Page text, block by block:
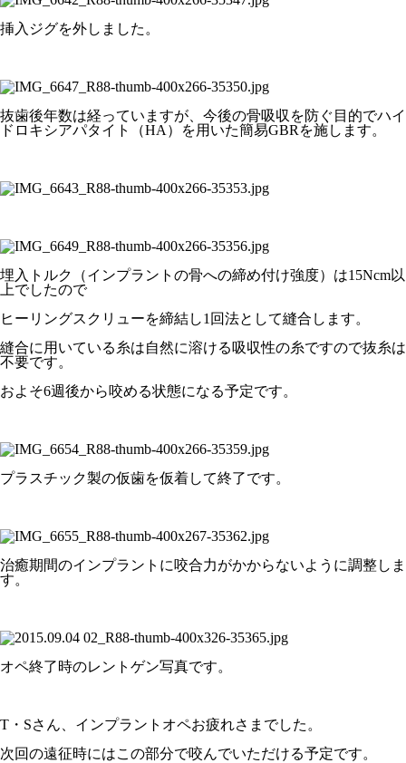
挿入ジグを外しました。
抜歯後年数は経っていますが、今後の骨吸収を防ぐ目的でハイ
ドロキシアパタイト（HA）を用いた簡易GBRを施します。
埋入トルク（インプラントの骨への締め付け強度）は15Ncm以
上でしたので
ヒーリングスクリューを締結し1回法として縫合します。
縫合に用いている糸は自然に溶ける吸収性の糸ですので抜糸は
不要です。
およそ6週後から咬める状態になる予定です。
プラスチック製の仮歯を仮着して終了です。
治癒期間のインプラントに咬合力がかからないように調整しま
す。
オペ終了時のレントゲン写真です。
T・Sさん、インプラントオペお疲れさまでした。
次回の遠征時にはこの部分で咬んでいただける予定です。